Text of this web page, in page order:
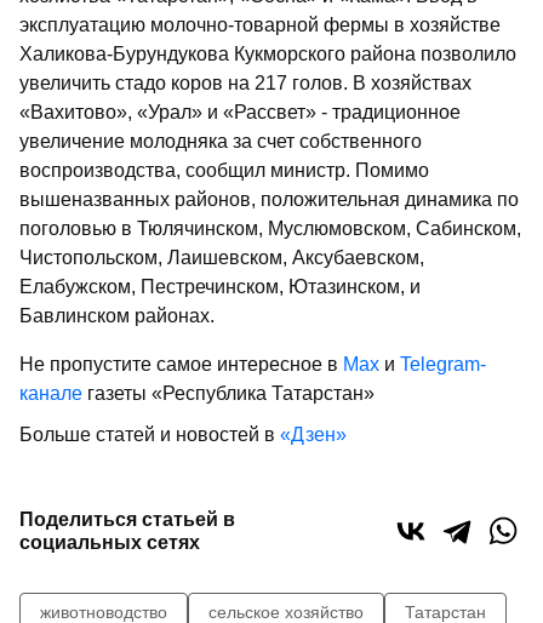
эксплуатацию молочно-товарной фермы в хозяйстве
Халикова-Бурундукова Кукморского района позволило
увеличить стадо коров на 217 голов. В хозяйствах
«Вахитово», «Урал» и «Рассвет» - традиционное
увеличение молодняка за счет собственного
воспроизводства, сообщил министр. Помимо
вышеназванных районов, положительная динамика по
поголовью в Тюлячинском, Муслюмовском, Сабинском,
Чистопольском, Лаишевском, Аксубаевском,
Елабужском, Пестречинском, Ютазинском, и
Бавлинском районах.
Не пропустите самое интересное в Max и Telegram-
канале газеты «Республика Татарстан»
Больше статей и новостей в «Дзен»
Поделиться статьей в
социальных сетях
животноводство сельское хозяйство
Татарстан